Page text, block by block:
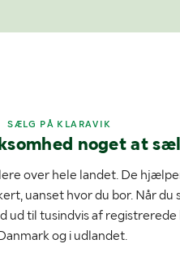
SÆLG PÅ KLARAVIK
noget at
over hele landet. De
uanset hvor du bor. Når du
ud til tusindvis af
og i udlandet.